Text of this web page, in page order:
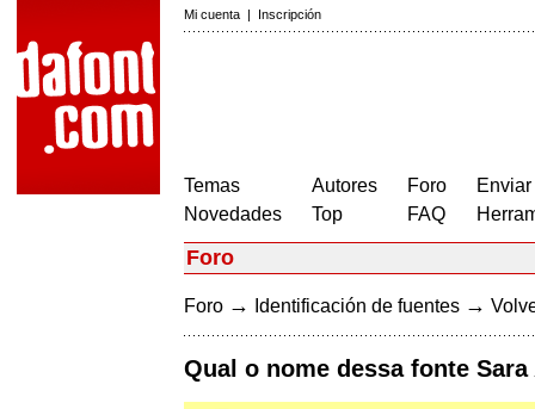
Mi cuenta | Inscripción
Temas
Novedades
Autores
Top
Foro
FAQ
Foro
Foro → Identificación de fuentes →
Qual o nome dessa fonte